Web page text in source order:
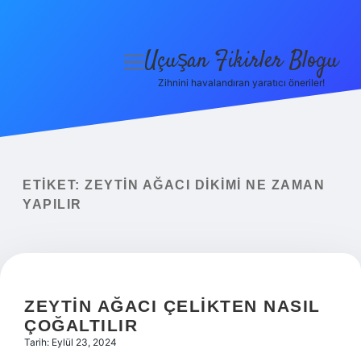
Yasal Uyarı
menüyü
Uçuşan Fikirler Blogu
Zihnini havalandıran yaratıcı öneriler!
ETIKET: ZEYTIN AĞACI DIKIMI NE ZAMAN
YAPILIR
ZEYTIN AĞACI ÇELIKTEN NASIL
ÇOĞALTILIR
Tarih: Eylül 23, 2024